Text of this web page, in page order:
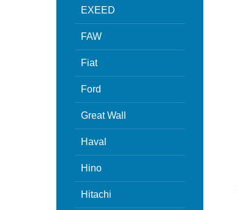
EXEED
FAW
Fiat
Ford
Great Wall
Haval
Hino
Hitachi